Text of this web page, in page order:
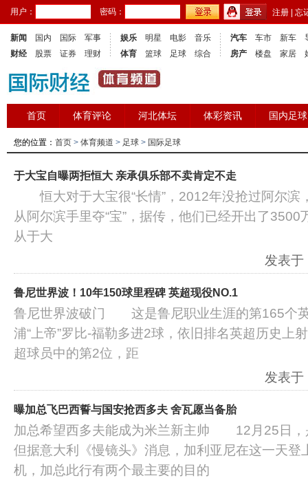
用户： 密码： 注册 忘
新闻 国内 国际
军事
财经
股票 证券 理财
娱乐 明星 电影
音乐
体育
篮球 足球 综合
汽车 车市 新车
房产
楼盘 家居
首页 体育评论 河北体坛 体彩资讯 国内足球
您的位置： 首页 > 体育频道 > 足球 > 国际足球
于大宝自曝两拒恒大 亲承俱乐部不卖肯定不走
恒大对于大宝很“长情”，2012年没抢过阿尔滨
从阿尔滨手里夺“宝”，据传，他们已经开出了
从于大
发表
鲁尼世界波！10年150球里程碑 英超现役NO.1
鲁尼世界波破门 这是鲁尼职业生涯的第165个
浦“上帝”罗比-福勒多进2球，依旧排名英超历史上
超球员中的第2位，距
发表
曝加总飞巴西誓与国安抢西多夫 舍瓦愿当备胎
加总希望西多夫能成为米兰新主帅 12月25日，
但据意大利《慢镜头》消息，加利亚尼在这一天登
机，加总此行有两个最主要的目的